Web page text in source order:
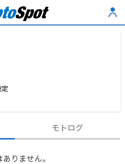
モトログ
りません。